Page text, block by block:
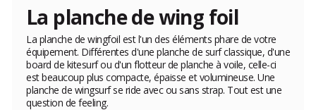
La planche de wing foil
La planche de wingfoil est l'un des éléments phare de votre
équipement. Différentes d'une planche de surf classique, d'une
board de kitesurf ou d'un flotteur de planche à voile, celle-ci
est beaucoup plus compacte, épaisse et volumineuse. Une
planche de wingsurf se ride avec ou sans strap. Tout est une
question de feeling.